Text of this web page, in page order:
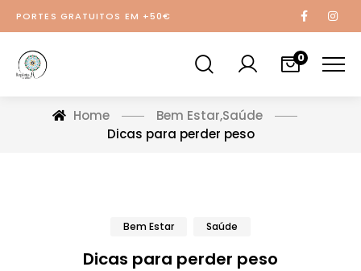
PORTES GRATUITOS EM +50€
0
Home Bem Estar,Saúde
Dicas para perder peso
Bem Estar Saúde
Dicas para perder peso